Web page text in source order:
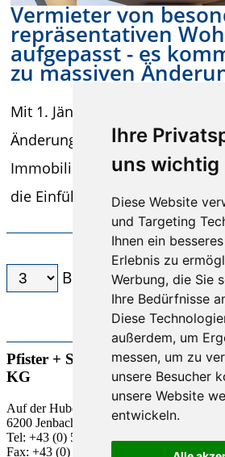
Ihre
uns wichtig
Diese Website
und Targeting
Ihnen ein
Erlebnis zu
Werbung, die Sie
Ihre Bedürfnisse
Diese
außerdem, um
messen, um zu
unsere Besucher
unsere Website
entwickeln.
Vermieter von
repräsentativen
aufgepasst - es
zu massiven
Mit 1. Jänner 2026 tritt eine der
Änderungen im Bereich der
Immobilienbesteuerung der
die Einführung einer zwingend
Beiträge / Seite
Pfister + Schwaiger
KG
Auf der Huben 1
6200 Jenbach
Tel: +43 (0) 5244 63 818-0
Fax: +43 (0) 5244 63 818 -18